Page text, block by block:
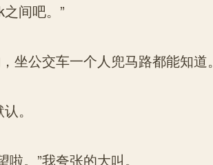
间吧。”
公交车一个人兜马路都能知道。
。
。”我夸张的大叫。